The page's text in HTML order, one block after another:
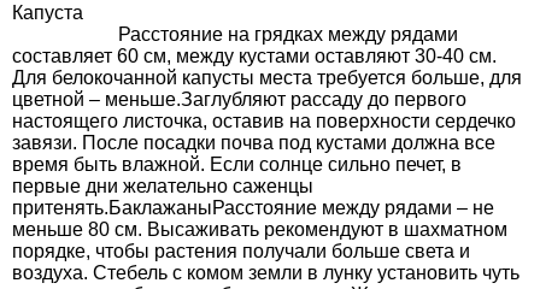
Капуста
Расстояние на грядках между рядами
составляет 60 см, между кустами оставляют 30-40 см.
Для белокочанной капусты места требуется больше, для
цветной – меньше.Заглубляют рассаду до первого
настоящего листочка, оставив на поверхности сердечко
завязи. После посадки почва под кустами должна все
время быть влажной. Если солнце сильно печет, в
первые дни желательно саженцы
притенять.БаклажаныРасстояние между рядами – не
меньше 80 см. Высаживать рекомендуют в шахматном
порядке, чтобы растения получали больше света и
воздуха. Стебель с комом земли в лунку установить чуть